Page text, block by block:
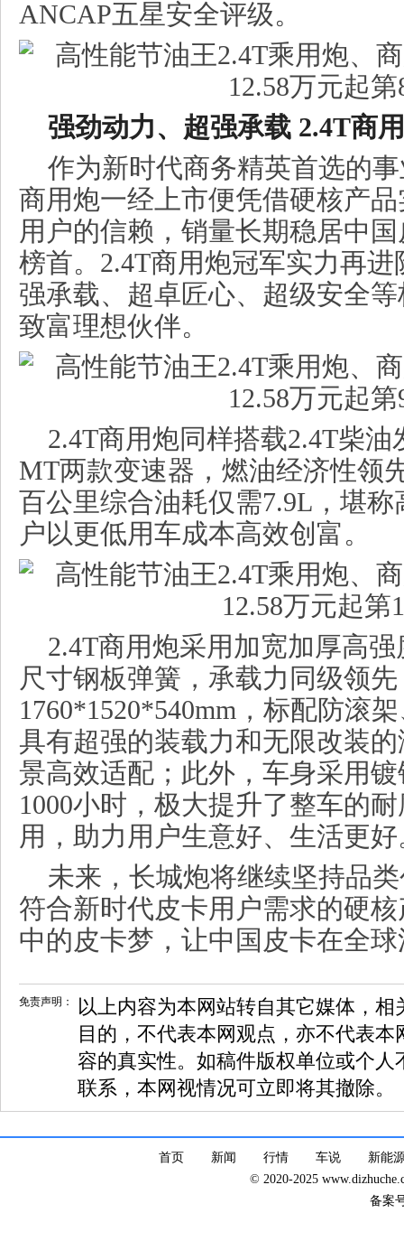
ANCAP五星安全评级。
强劲动力、超强承载 2.4T商
作为新时代商务精英首选的
商用炮一经上市便凭借硬核产
用户的信赖，销量长期稳居中
榜首。2.4T商用炮冠军实力再
强承载、超卓匠心、超级安全
致富理想伙伴。
2.4T商用炮同样搭载2.4T柴
MT两款变速器，燃油经济性领
百公里综合油耗仅需7.9L，堪
户以更低用车成本高效创富。
2.4T商用炮采用加宽加厚高
尺寸钢板弹簧，承载力同级领
1760*1520*540mm，标配防滚
具有超强的装载力和无限改装
景高效适配；此外，车身采用
1000小时，极大提升了整车的
用，助力用户生意好、生活更好
未来，长城炮将继续坚持品
符合新时代皮卡用户需求的硬
中的皮卡梦，让中国皮卡在全
免责声明：
以上内容为本网站转自其它媒体，
目的，不代表本网观点，亦不代表
容的真实性。如稿件版权单位或个
联系，本网视情况可立即将其撤除。
首页 新闻 行情 车说
新能
© 2020-2025
备案